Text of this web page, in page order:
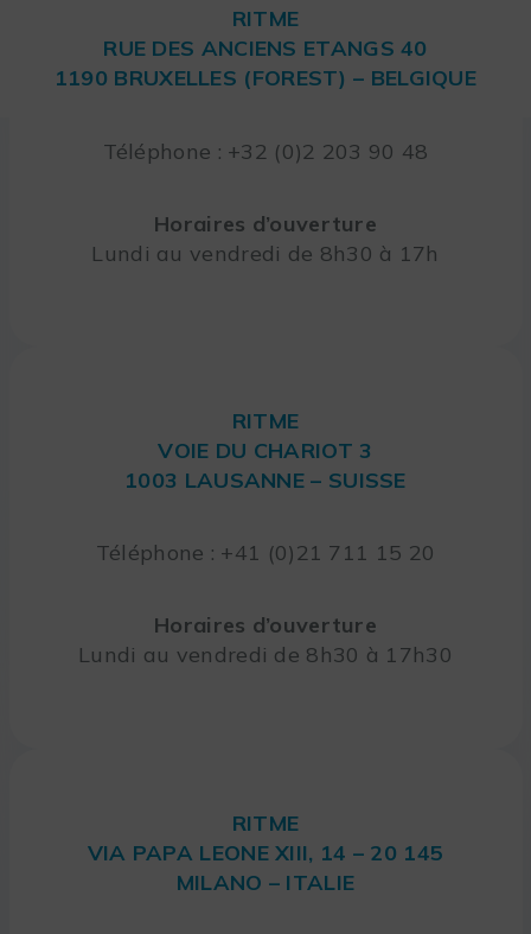
RITME
RUE DES ANCIENS ETANGS 40
1190 BRUXELLES (FOREST) – BELGIQUE
Téléphone : +32 (0)2 203 90 48
Horaires d’ouverture
Lundi au vendredi de 8h30 à 17h
RITME
VOIE DU CHARIOT 3
1003 LAUSANNE – SUISSE
Téléphone : +41 (0)21 711 15 20
Horaires d’ouverture
Lundi au vendredi de 8h30 à 17h30
RITME
VIA PAPA LEONE XIII, 14 – 20 145
MILANO – ITALIE